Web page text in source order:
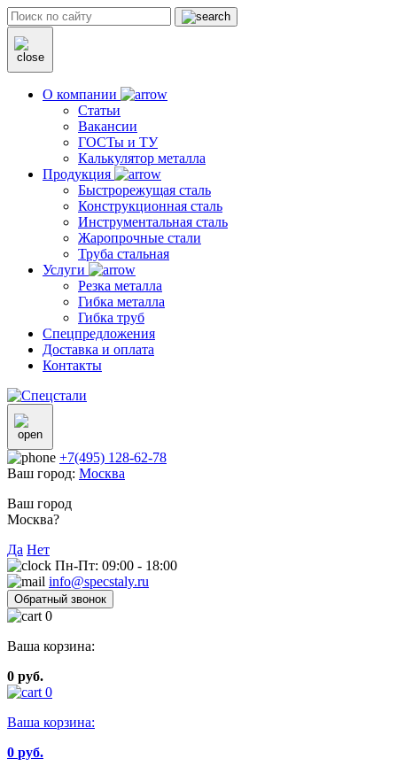
О компании
Статьи
Вакансии
ГОСТы и ТУ
Калькулятор металла
Продукция
Быстрорежущая сталь
Конструкционная сталь
Инструментальная сталь
Жаропрочные стали
Труба стальная
Услуги
Резка металла
Гибка металла
Гибка труб
Спецпредложения
Доставка и оплата
Контакты
+7(495) 128-62-78
Ваш город: Москва
Ваш город
Москва?
Да Нет
Пн-Пт: 09:00 - 18:00
info@specstaly.ru
Обратный звонок
0
Ваша корзина:
0 руб.
0
Ваша корзина:
0 руб.